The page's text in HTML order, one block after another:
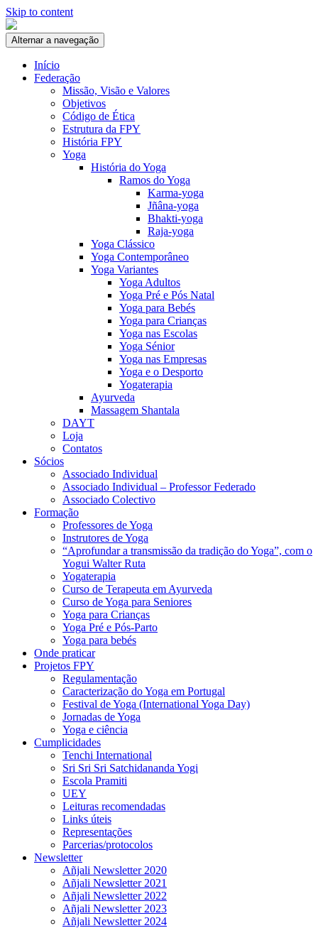
Skip to content
Alternar a navegação
Início
Federação
Missão, Visão e Valores
Objetivos
Código de Ética
Estrutura da FPY
História FPY
Yoga
História do Yoga
Ramos do Yoga
Karma-yoga
Jñâna-yoga
Bhakti-yoga
Raja-yoga
Yoga Clássico
Yoga Contemporâneo
Yoga Variantes
Yoga Adultos
Yoga Pré e Pós Natal
Yoga para Bebés
Yoga para Crianças
Yoga nas Escolas
Yoga Sénior
Yoga nas Empresas
Yoga e o Desporto
Yogaterapia
Ayurveda
Massagem Shantala
DAYT
Loja
Contatos
Sócios
Associado Individual
Associado Individual – Professor Federado
Associado Colectivo
Formação
Professores de Yoga
Instrutores de Yoga
“Aprofundar a transmissão da tradição do Yoga”, com o
Yogui Walter Ruta
Yogaterapia
Curso de Terapeuta em Ayurveda
Curso de Yoga para Seniores
Yoga para Crianças
Yoga Pré e Pós-Parto
Yoga para bebés
Onde praticar
Projetos FPY
Regulamentação
Caracterização do Yoga em Portugal
Festival de Yoga (International Yoga Day)
Jornadas de Yoga
Yoga e ciência
Cumplicidades
Tenchi International
Sri Sri Sri Satchidananda Yogi
Escola Pramiti
UEY
Leituras recomendadas
Links úteis
Representações
Parcerias/protocolos
Newsletter
Añjali Newsletter 2020
Añjali Newsletter 2021
Añjali Newsletter 2022
Añjali Newsletter 2023
Añjali Newsletter 2024